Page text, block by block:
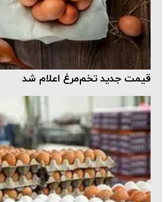
قیمت جدید تخم‌مرغ اعلام شد